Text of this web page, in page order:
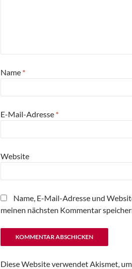
Name *
E-Mail-Adresse *
Website
Name, E-Mail-Adresse und
meinen nächsten Kommentar
Diese Website verwendet Akismet,